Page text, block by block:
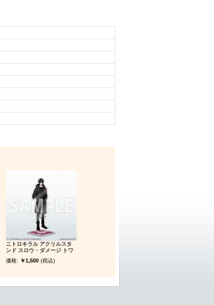
ニトロキラル アクリルスタ
ンド スロウ・ダメージ トワ
価格: ￥1,500 (税込)